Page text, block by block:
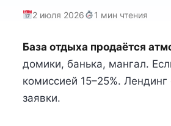
2 июля 2026 1 мин чтения
База отдыха продаётся
домики, банька, мангал.
комиссией 15–25%.
заявки.